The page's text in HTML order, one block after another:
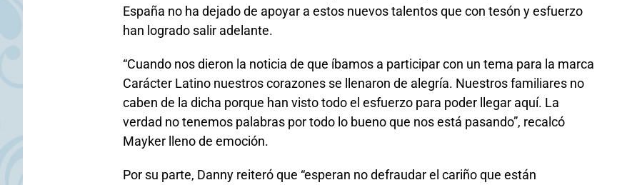
España no ha dejado de apoyar a estos nuevos talentos que con tesón y esfuerzo
han logrado salir adelante.
“Cuando nos dieron la noticia de que íbamos a participar con un tema para la marca
Carácter Latino nuestros corazones se llenaron de alegría. Nuestros familiares no
caben de la dicha porque han visto todo el esfuerzo para poder llegar aquí. La
verdad no tenemos palabras por todo lo bueno que nos está pasando”, recalcó
Mayker lleno de emoción.
Por su parte, Danny reiteró que “esperan no defraudar el cariño que están